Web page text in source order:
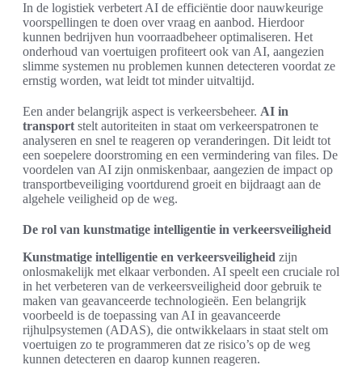
In de logistiek verbetert AI de efficiëntie door nauwkeurige
voorspellingen te doen over vraag en aanbod. Hierdoor
kunnen bedrijven hun voorraadbeheer optimaliseren. Het
onderhoud van voertuigen profiteert ook van AI, aangezien
slimme systemen nu problemen kunnen detecteren voordat ze
ernstig worden, wat leidt tot minder uitvaltijd.
Een ander belangrijk aspect is verkeersbeheer. AI in
transport stelt autoriteiten in staat om verkeerspatronen te
analyseren en snel te reageren op veranderingen. Dit leidt tot
een soepelere doorstroming en een vermindering van files. De
voordelen van AI zijn onmiskenbaar, aangezien de impact op
transportbeveiliging voortdurend groeit en bijdraagt aan de
algehele veiligheid op de weg.
De rol van kunstmatige intelligentie in verkeersveiligheid
Kunstmatige intelligentie en verkeersveiligheid zijn
onlosmakelijk met elkaar verbonden. AI speelt een cruciale rol
in het verbeteren van de verkeersveiligheid door gebruik te
maken van geavanceerde technologieën. Een belangrijk
voorbeeld is de toepassing van AI in geavanceerde
rijhulpsystemen (ADAS), die ontwikkelaars in staat stelt om
voertuigen zo te programmeren dat ze risico’s op de weg
kunnen detecteren en daarop kunnen reageren.